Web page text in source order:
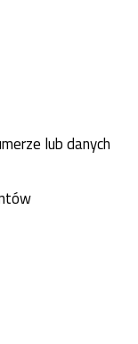
lub danych